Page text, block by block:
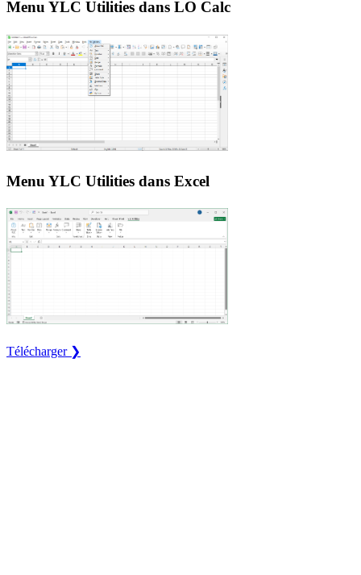
Menu YLC Utilities dans LO Calc
Menu YLC Utilities dans Excel
Télécharger ❯